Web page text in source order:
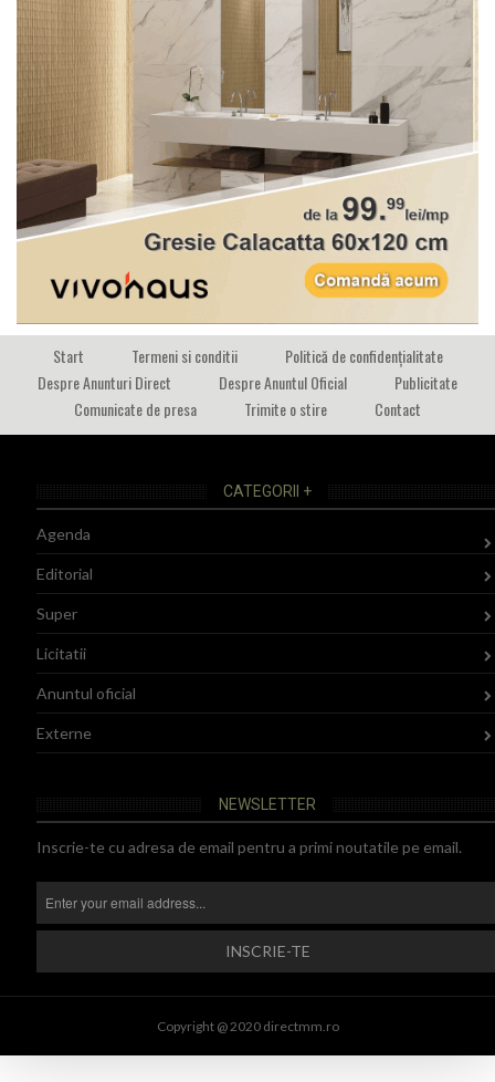
Start Termeni si conditii
Politică de confidențialitate
Despre Anunturi Direct
Despre Anuntul Oficial
Publicitate
Comunicate de presa
Trimite o stire Contact
CATEGORII +
Agenda
Editorial
Super
Licitatii
Anuntul oficial
Externe
NEWSLETTER
Inscrie-te cu adresa de email pentru a primi noutatile pe email.
Copyright @ 2020 directmm.ro